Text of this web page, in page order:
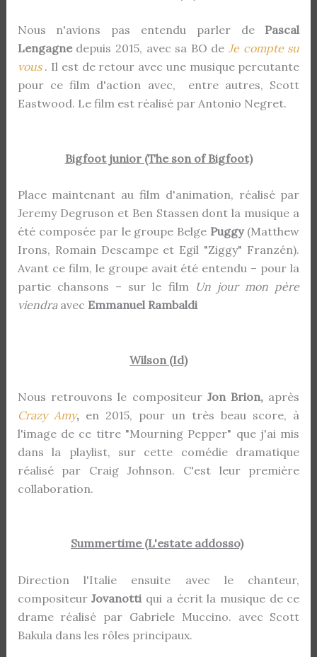
Nous n'avions pas entendu parler de Pascal
Lengagne depuis 2015, avec sa BO deJe compte su
vous . Il est de retour avec une musique percutante
pour ce film d'action avec, entre autres, Scott
Eastwood. Le film est réalisé par Antonio Negret.
Bigfoot junior (The son of Bigfoot)
Place maintenant au film d'animation, réalisé par
Jeremy Degruson et Ben Stassen dont la musique a
été composée par le groupe Belge Puggy (Matthew
Irons, Romain Descampe et Egil "Ziggy" Franzén).
Avant ce film, le groupe avait été entendu – pour la
partie chansons – sur le film Un jour mon père
viendra avec Emmanuel Rambaldi
Wilson (Id)
Nous retrouvons le compositeur Jon Brion, après
Crazy Amy, en 2015, pour un très beau score, à
l'image de ce titre "Mourning Pepper" que j'ai mis
dans la playlist, sur cette comédie dramatique
réalisé par Craig Johnson. C'est leur première
collaboration.
Summertime (L'estate addosso)
Direction l'Italie ensuite avec le chanteur,
compositeurJovanotti qui a écrit la musique de ce
drame réalisé par Gabriele Muccino. avec Scott
Bakula dans les rôles principaux.